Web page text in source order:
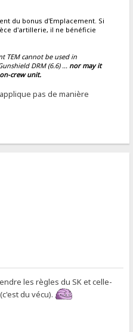
du bonus d'Emplacement. Si
d'artillerie, il ne bénéficie
TEM cannot be used in
DRM (6.6) ... nor may it
crew unit.
pas de manière
les règles du SK et celle-
du vécu).